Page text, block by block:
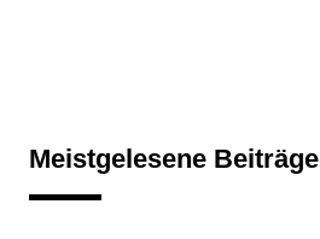
Meistgelesene Beiträge